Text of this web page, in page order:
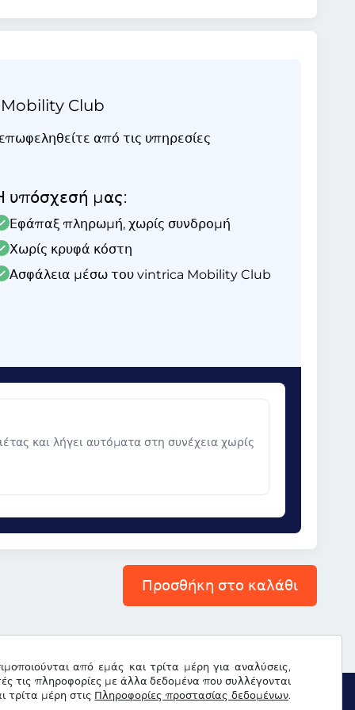
από εμάς και τρίτα μέρη για αναλύσεις,
τις πληροφορίες με άλλα δεδομένα που συλλέγονται
τρίτα μέρη στις Πληροφορίες προστασίας δεδομένων.
Club
από τις υπηρεσίες
υπόσχεσή μας:
Εφάπαξ πληρωμή, χωρίς συνδρομή
Χωρίς κρυφά κόστη
Ασφάλεια μέσω του vintrica Mobility Club
και λήγει αυτόματα στη συνέχεια χωρίς
Προσθήκη στο καλάθι